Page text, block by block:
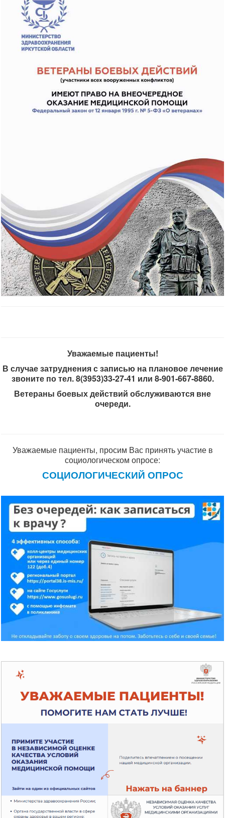
Уважаемые пациенты!
В случае затруднения с записью на плановое лечение
звоните по тел. 8(3953)33-27-41 или 8-901-667-8860.
Ветераны боевых действий обслуживаются вне
очереди.
Уважаемые пациенты, просим Вас принять участие в
социологическом опросе:
СОЦИОЛОГИЧЕСКИЙ ОПРОС